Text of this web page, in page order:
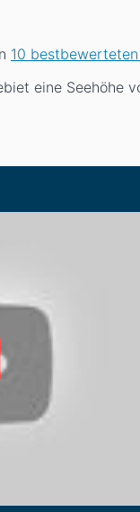
10
eine Seehöhe